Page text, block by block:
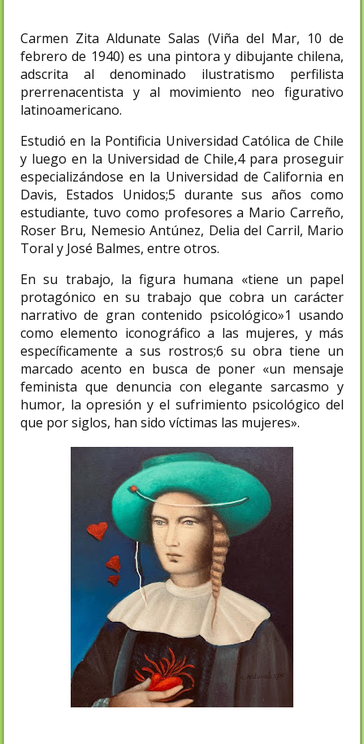
Carmen Zita Aldunate Salas (Viña del Mar, 10 de
febrero de 1940) es una pintora y dibujante chilena,
adscrita al denominado ilustratismo perfilista
prerrenacentista y al movimiento neo figurativo
latinoamericano.
Estudió en la Pontificia Universidad Católica de Chile
y luego en la Universidad de Chile,4​ para proseguir
especializándose en la Universidad de California en
Davis, Estados Unidos;5​ durante sus años como
estudiante, tuvo como profesores a Mario Carreño,
Roser Bru, Nemesio Antúnez, Delia del Carril, Mario
Toral y José Balmes, entre otros.
En su trabajo, la figura humana «tiene un papel
protagónico en su trabajo que cobra un carácter
narrativo de gran contenido psicológico»1​ usando
como elemento iconográfico a las mujeres, y más
específicamente a sus rostros;6​ su obra tiene un
marcado acento en busca de poner «un mensaje
feminista que denuncia con elegante sarcasmo y
humor, la opresión y el sufrimiento psicológico del
que por siglos, han sido víctimas las mujeres».​